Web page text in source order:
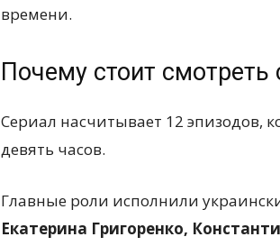
времени.
Почему стоит смотреть
Сериал насчитывает 12 эпизодов,
девять часов.
Главные роли исполнили
Екатерина Григоренко,